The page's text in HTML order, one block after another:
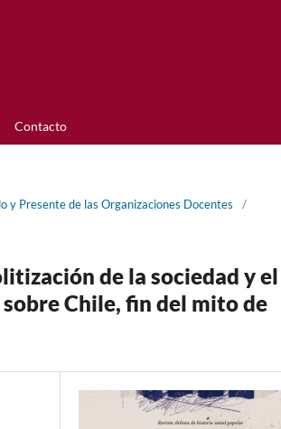
Contacto
y Presente de las Organizaciones Docentes
/
de la sociedad y el
Chile, fin del mito de